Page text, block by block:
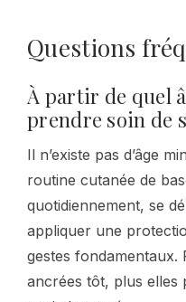
Questions
À partir de quel
prendre soin de
Il n’existe pas d’âge
routine cutanée de
quotidiennement, se
appliquer une
gestes fondamentaux.
ancrées tôt, plus elles